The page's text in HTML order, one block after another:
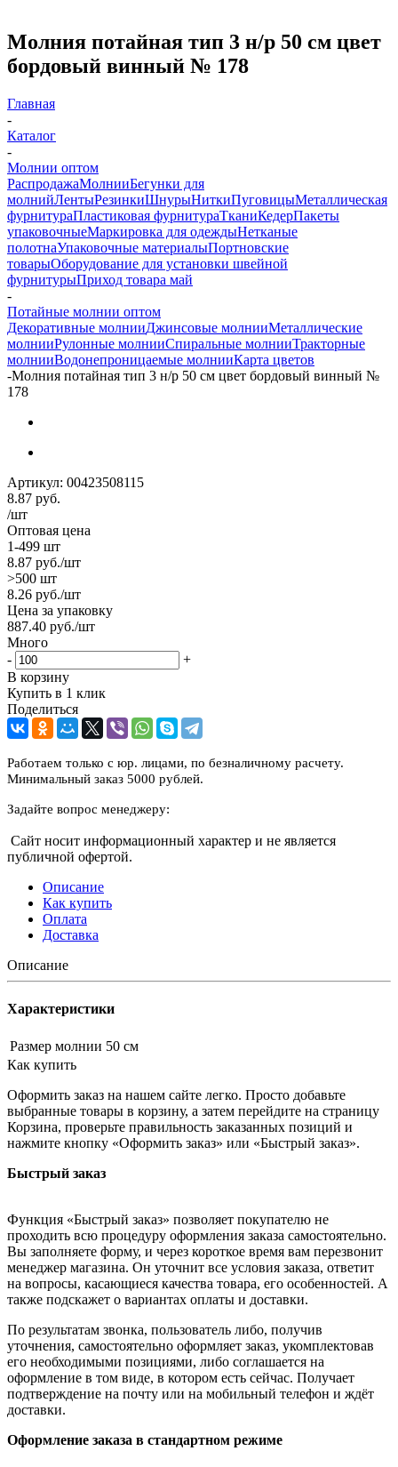
Молния потайная тип 3 н/р 50 см цвет
бордовый винный № 178
Главная
-
Каталог
-
Молнии оптом
РаспродажаМолнииБегунки для
молнийЛентыРезинкиШнурыНиткиПуговицыМеталлическая
фурнитураПластиковая фурнитураТканиКедерПакеты
упаковочныеМаркировка для одеждыНетканые
полотнаУпаковочные материалыПортновские
товарыОборудование для установки швейной
фурнитурыПриход товара май
-
Потайные молнии оптом
Декоративные молнииДжинсовые молнииМеталлические
молнииРулонные молнииСпиральные молнииТракторные
молнииВодонепроницаемые молнииКарта цветов
-Молния потайная тип 3 н/р 50 см цвет бордовый винный №
178
Артикул: 00423508115
8.87 руб.
/шт
Оптовая цена
1-499 шт
8.87 руб./шт
>500 шт
8.26 руб./шт
Цена за упаковку
887.40 руб./шт
Много
-
+
В корзину
Купить в 1 клик
Поделиться
Работаем только с юр. лицами, по безналичному расчету.
Минимальный заказ 5000 рублей.
Задайте вопрос менеджеру:
Сайт носит информационный характер и не является
публичной офертой.
Описание
Как купить
Оплата
Доставка
Описание
Характеристики
Размер молнии 50 см
Как купить
Оформить заказ на нашем сайте легко. Просто добавьте
выбранные товары в корзину, а затем перейдите на страницу
Корзина, проверьте правильность заказанных позиций и
нажмите кнопку «Оформить заказ» или «Быстрый заказ».
Быстрый заказ
Функция «Быстрый заказ» позволяет покупателю не
проходить всю процедуру оформления заказа самостоятельно.
Вы заполняете форму, и через короткое время вам перезвонит
менеджер магазина. Он уточнит все условия заказа, ответит
на вопросы, касающиеся качества товара, его особенностей. А
также подскажет о вариантах оплаты и доставки.
По результатам звонка, пользователь либо, получив
уточнения, самостоятельно оформляет заказ, укомплектовав
его необходимыми позициями, либо соглашается на
оформление в том виде, в котором есть сейчас. Получает
подтверждение на почту или на мобильный телефон и ждёт
доставки.
Оформление заказа в стандартном режиме